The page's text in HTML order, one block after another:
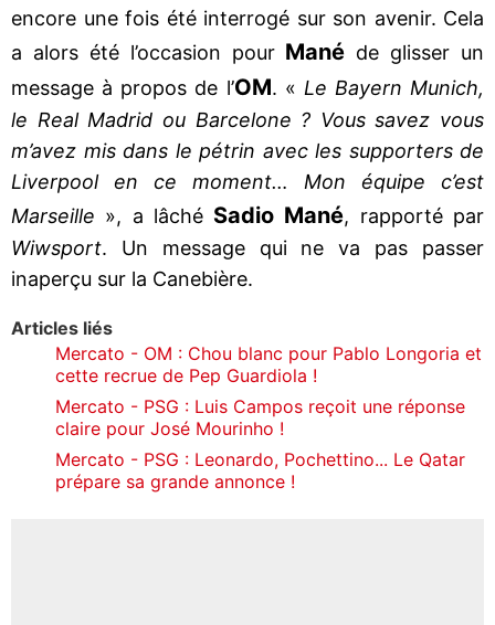
encore une fois été interrogé sur son avenir. Cela
a alors été l’occasion pour Mané de glisser un
message à propos de l’OM. « Le Bayern Munich,
le Real Madrid ou Barcelone ? Vous savez vous
m’avez mis dans le pétrin avec les supporters de
Liverpool en ce moment… Mon équipe c’est
Marseille », a lâché Sadio Mané, rapporté par
Wiwsport. Un message qui ne va pas passer
inaperçu sur la Canebière.
Articles liés
Mercato - OM : Chou blanc pour Pablo Longoria et
cette recrue de Pep Guardiola !
Mercato - PSG : Luis Campos reçoit une réponse
claire pour José Mourinho !
Mercato - PSG : Leonardo, Pochettino... Le Qatar
prépare sa grande annonce !